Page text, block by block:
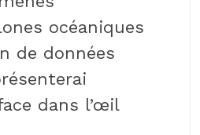
océaniques
de données
dans l’œil